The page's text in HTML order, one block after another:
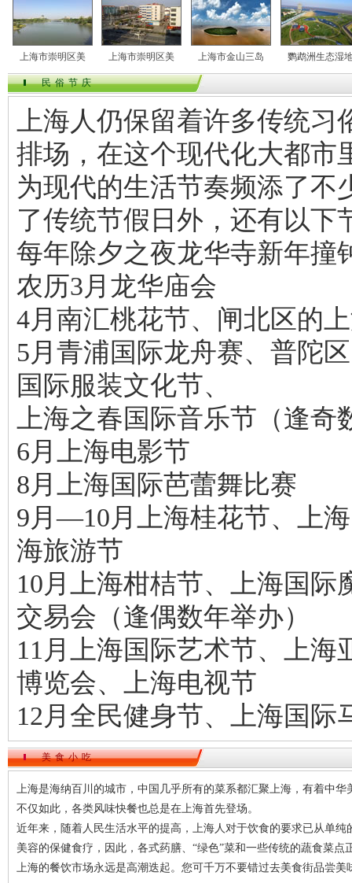
上海市崇明区美 上海市崇明区美 上海市金山三岛 鹦鹉洲生态湿
民俗节庆
上海人仍保留着许多传统
排场，在这个现代化大都市
为现代的生活节奏频添了不
了传统节假日外，还有以下
每年除夕之夜龙华寺新年撞
农历3月龙华庙会
4月南汇桃花节、闸北区的
5月青浦国际龙舟赛、普陀
国际服装文化节、
上海之春国际音乐节（逢奇
6月上海电影节
8月上海国际芭蕾舞比赛
9月—10月上海桂花节、上
海旅游节
10月上海柑桔节、上海国际
交易会（逢偶数年举办）
11月上海国际艺术节、上海
博览会、上海电视节
12月全民健身节、上海国际
美食小吃
上海是海纳百川的城市，中国几乎所有的菜系都汇聚上海，有着中
不仅如此，各类风味快餐也总是在上海首先登场。
近年来，随着人民生活水平的提高，上海人对于饮食的要求已从单
美容的保健食疗，因此，各式药膳、“绿色”菜和一些传统的蔬食菜
上海的餐饮市场永远是高潮迭起。您可千万不要错过去美食街品尝美